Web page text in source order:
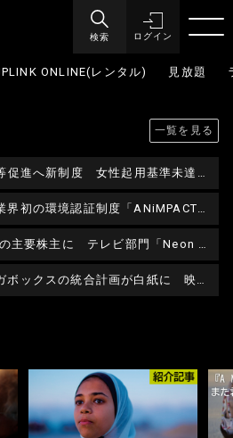
検索 ログイン
ONLINE(レンタル) 見放題
一覧を見る
度 女性起用基準未達の作品は助成金を10％減額
度「ANiMPACT」を試験導入 持続可能な制作の基準策定へ
主に テレビ部門「Neon TV」を新設へ
統合計画が白紙に 映画館業界の再編構想が頓挫